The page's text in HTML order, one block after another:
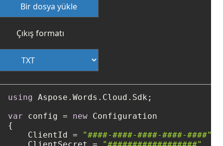
Bir dosya yükle
Çıkış formatı
using Aspose.Words.Cloud.Sdk;
var config = new Configuration
{
    ClientId =
"####-####-####-####-####"